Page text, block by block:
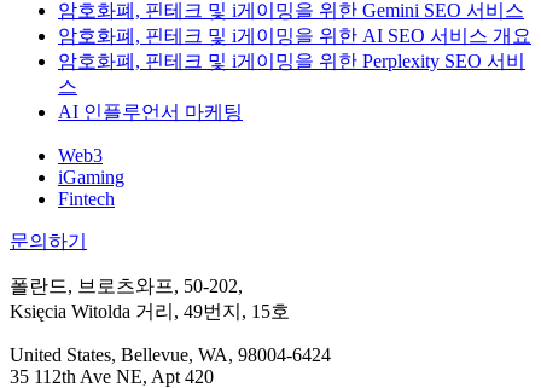
암호화폐, 핀테크 및 i게이밍을 위한 Gemini SEO 서비스
암호화폐, 핀테크 및 i게이밍을 위한 AI SEO 서비스 개요
암호화폐, 핀테크 및 i게이밍을 위한 Perplexity SEO 서비
스
AI 인플루언서 마케팅
Web3
iGaming
Fintech
문의하기
폴란드, 브로츠와프, 50-202,
Księcia Witolda 거리, 49번지, 15호
United States, Bellevue, WA, 98004-6424
35 112th Ave NE, Apt 420